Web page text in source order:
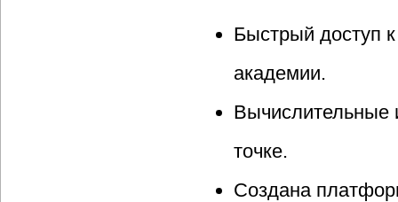
Быстрый доступ
академии.
Вычислительные
точке.
Создана